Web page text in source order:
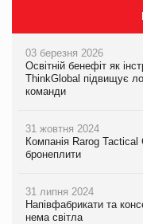
03 березня 2026
Освітній бенефіт як
ThinkGlobal підвищує
команди
31 жовтня 2024
Компанія Rarog Tactical
бронеплити
31 липня 2024
Напівфабрикати та
нема світла